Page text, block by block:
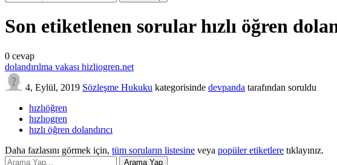
Son etiketlenen sorular hızlı öğren
0 cevap
dolandırılma vakası hizliogren.net
4, Eylül, 2019 Sözleşme Hukuku kategorisinde devpanda tarafından soruldu
hızlıöğren
hızlıogren
hızlı öğren dolandırıcı
Daha fazlasını görmek için, tüm soruların listesine veya popüler etiketlere tıklayınız.